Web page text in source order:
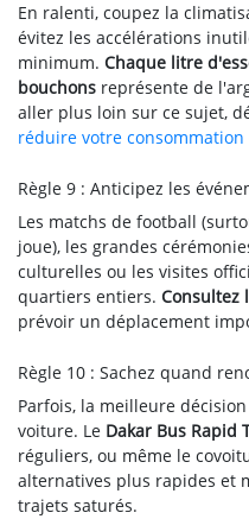
En ralenti, coupez la
évitez les accélérations
minimum. Chaque litre
bouchons représente de
aller plus loin sur ce sujet,
réduire votre
Règle 9 : Anticipez les
Les matchs de football
joue), les grandes
culturelles ou les visites
quartiers entiers. Consultez
prévoir un déplacement
Règle 10 : Sachez quand
Parfois, la meilleure
voiture. Le Dakar Bus Rapid
réguliers, ou même le
alternatives plus rapides et
trajets saturés.